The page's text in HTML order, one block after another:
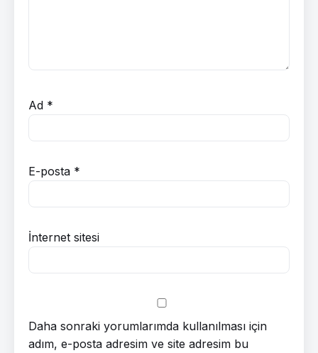
Ad *
E-posta *
İnternet sitesi
Daha sonraki yorumlarımda kullanılması için
adım, e-posta adresim ve site adresim bu